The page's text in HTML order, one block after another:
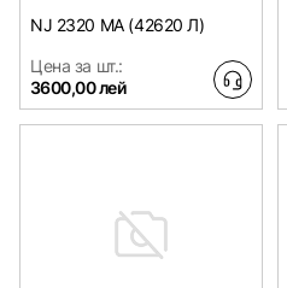
NJ 2320 MA (42620 Л)
Цена за шт.:
3600,00 лей